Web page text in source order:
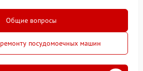
Общие вопросы
посудомоечных машин